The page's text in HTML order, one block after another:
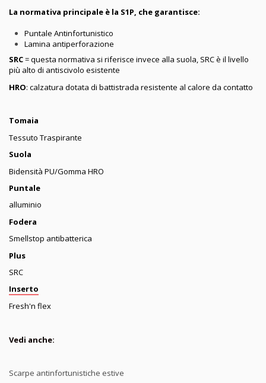
La normativa principale è la S1P, che garantisce:
Puntale Antinfortunistico
Lamina antiperforazione
SRC= questa normativa si riferisce invece alla suola, SRC è il livello
più alto di antiscivolo esistente
HRO: calzatura dotata di battistrada resistente al calore da contatto
Tomaia
Tessuto Traspirante
Suola
Bidensità PU/Gomma HRO
Puntale
alluminio
Fodera
Smellstop antibatterica
Plus
SRC
Inserto
Fresh'n flex
Vedi anche:
Scarpe antinfortunistiche estive